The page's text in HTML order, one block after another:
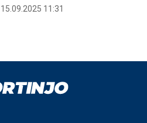
15.09.2025 11:31